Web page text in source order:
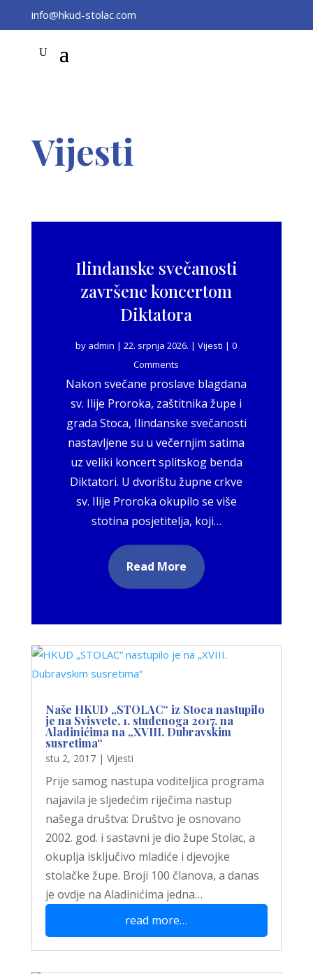
info@hkud-stolac.com
Vijesti
Ilindanske svečanosti
završene koncertom
Diktatora
by admin |22. srpnja 2026. |Vijesti | 0
Comments
Nakon svečane proslave blagdana
sv. Ilije Proroka, zaštitnika župe i
grada Stoca, Ilindanske svečanosti
nastavljene su u večernjim satima
uz veliki koncert splitskog benda
Diktatori. U dvorištu župne crkve
sv. Ilije Proroka okupilo se više
stotina posjetitelja, koji…
Read More
Naše HKUD „STOLAC“ iz Stoca nastupilo
je na Svisvete, 1. studenoga 2017. na
Aladinićima na „XVIII. Dubravskim
susretima“
stu 2, 2017| Vijesti
Prije samog nastupa voditeljica programa
najavila je sljedećim riječima nastup
našega društva: Društvo je osnovano
2002. god. i sastavni je dio župe Stolac, a
okuplja isključivo mladiće i djevojke
stolačke župe. Broji 100 članova, a danas
je ovdje na Aladinićima jedna…
read more…